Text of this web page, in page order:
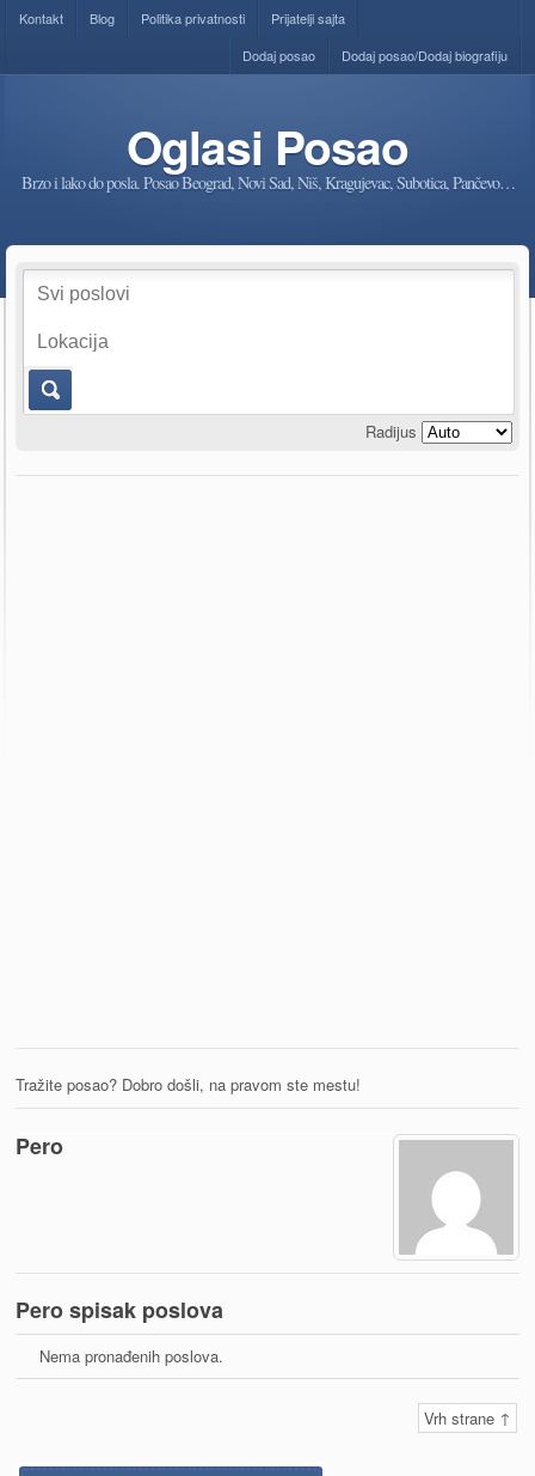
Kontakt Blog Politika privatnosti
Prijatelji sajta
Dodaj posao/Dodaj biografiju
Dodaj posao
Oglasi Posao
Brzo i lako do posla. Posao Beograd, Novi Sad, Niš, Kragujevac, Subotica, Pančevo…
Radijus
Tražite posao? Dobro došli, na pravom ste mestu!
Pero
Pero spisak poslova
Nema pronađenih poslova.
Vrh strane ↑